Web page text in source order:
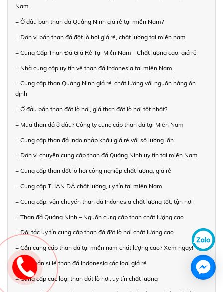
Nam
+ Ở đâu bán than đá Quảng Ninh giá rẻ tại miền Nam?
+ Đơn vị bán than đá đốt lò hơi giá rẻ, chất lượng tại miền nam
+ Cung Cấp Than Đá Giá Rẻ Tại Miền Nam - Chất lượng cao, giá rẻ
+ Nhà cung cấp uy tín về than đá Indonesia tại miền Nam
+ Cung cấp than Quảng Ninh giá rẻ, chất lượng với nguồn hàng ổn
định
+ Ở đâu bán than đốt lò hơi, giá than đốt lò hơi tốt nhất?
+ Mua than đá ở đâu? Công ty cung cấp than đá tại Miền Nam
+ Cung cấp than đá Indo nhập khẩu giá rẻ với số lượng lớn
+ Đơn vị chuyên cung cấp than đá Quảng Ninh uy tín tại miền Nam
+ Cung cấp than đốt lò hơi công nghiệp chất lượng, giá rẻ
+ Cung cấp THAN ĐÁ chất lượng, uy tín tại miền Nam
+ Cung cấp, vận chuyển than đá Indonesia chất lượng tốt, tận nơi
+ Than đá Quảng Ninh – Nguồn cung cấp than chất lượng cao
+ Đối tác uy tín cung cấp than đá đốt lò hơi chất lượng cao
+ Cần cung cấp than đá tại miền nam chất lượng cao? Xem ngay!
+ Mua bán sỉ lẻ than đá Indonesia các loại giá rẻ
+ Cung cấp các loại than đốt lò hơi, uy tín chất lượng